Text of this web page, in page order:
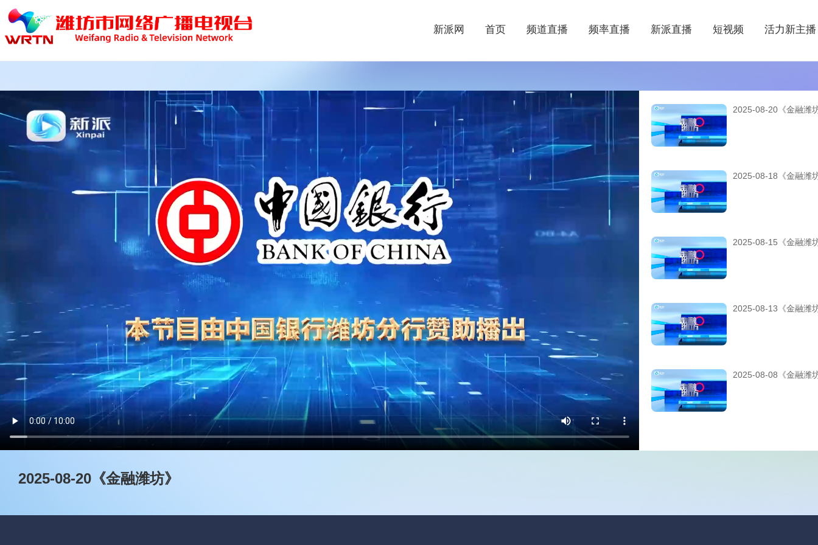
新派网 首页 频道直播 频率直播 新派直播 短视频 活力新主播
2025-08-20《金融潍坊》
2025-08-20《金融潍
2025-08-18《金融潍
2025-08-15《金融潍
2025-08-13《金融潍
2025-08-08《金融潍